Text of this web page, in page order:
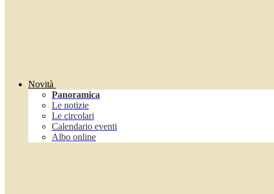
Novità
Panoramica
Le notizie
Le circolari
Calendario eventi
Albo online